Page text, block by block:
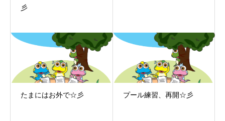
彡
たまにはお外で☆彡 プール練習、再開☆彡